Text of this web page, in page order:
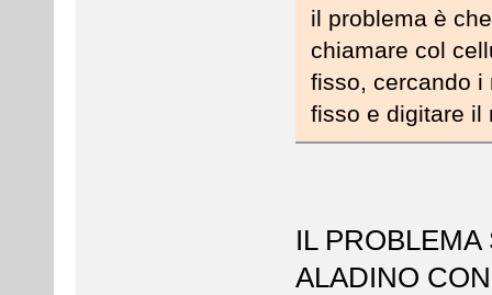
il problema è
chiamare col
fisso, cercando i
fisso e digitare il
IL
ALADINO